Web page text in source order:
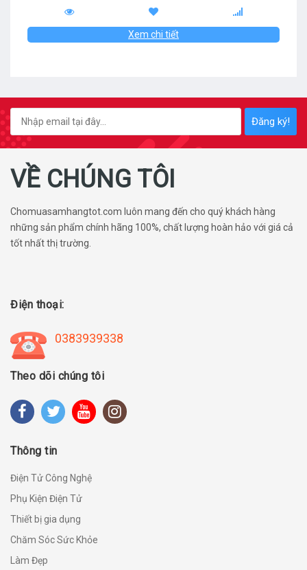
Xem chi tiết
Đăng ký!
VỀ CHÚNG TÔI
Chomuasamhangtot.com luôn mang đến cho quý khách hàng
những sản phẩm chính hãng 100%, chất lượng hoàn hảo với giá cả
tốt nhất thị trường.
Điện thoại:
0383939338
Theo dõi chúng tôi
Thông tin
Điện Tử Công Nghệ
Phụ Kiện Điện Tử
Thiết bị gia dụng
Chăm Sóc Sức Khỏe
Làm Đẹp